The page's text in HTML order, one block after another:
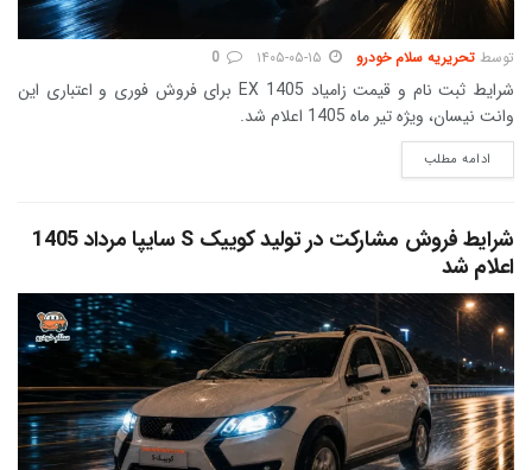
توسط تحریریه سلام خودرو
شرایط ثبت نام و قیمت زامیاد EX 1405 برای فروش فوری و اعتباری این
وانت نیسان، ویژه تیر ماه 1405 اعلام شد.
ادامه مطلبDETAILS
شرایط فروش مشارکت در تولید کوییک S سایپا مرداد 1405
اعلام شد